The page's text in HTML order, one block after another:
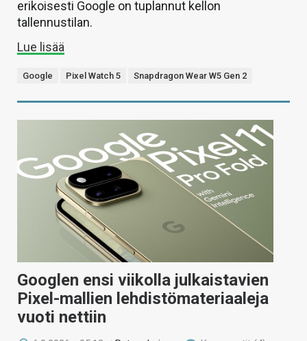
erikoisesti Google on tuplannut kellon
tallennustilan.
Lue lisää
Google Pixel Watch 5 Snapdragon Wear W5 Gen 2
Googlen ensi viikolla julkaistavien
Pixel-mallien lehdistömateriaaleja
vuoti nettiin